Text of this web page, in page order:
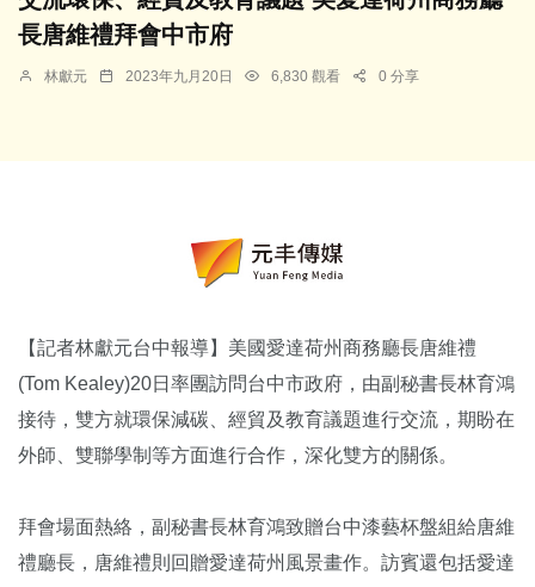
長唐維禮拜會中市府
林獻元 2023年九月20日 6,830 觀看 0 分享
【記者林獻元台中報導】美國愛達荷州商務廳長唐維禮
(Tom Kealey)20日率團訪問台中市政府，由副秘書長林育鴻
接待，雙方就環保減碳、經貿及教育議題進行交流，期盼在
外師、雙聯學制等方面進行合作，深化雙方的關係。
拜會場面熱絡，副秘書長林育鴻致贈台中漆藝杯盤組給唐維
禮廳長，唐維禮則回贈愛達荷州風景畫作。訪賓還包括愛達